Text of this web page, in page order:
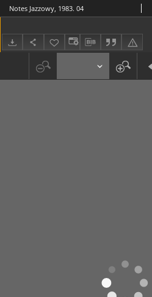
Notes Jazzowy, 1983. 04